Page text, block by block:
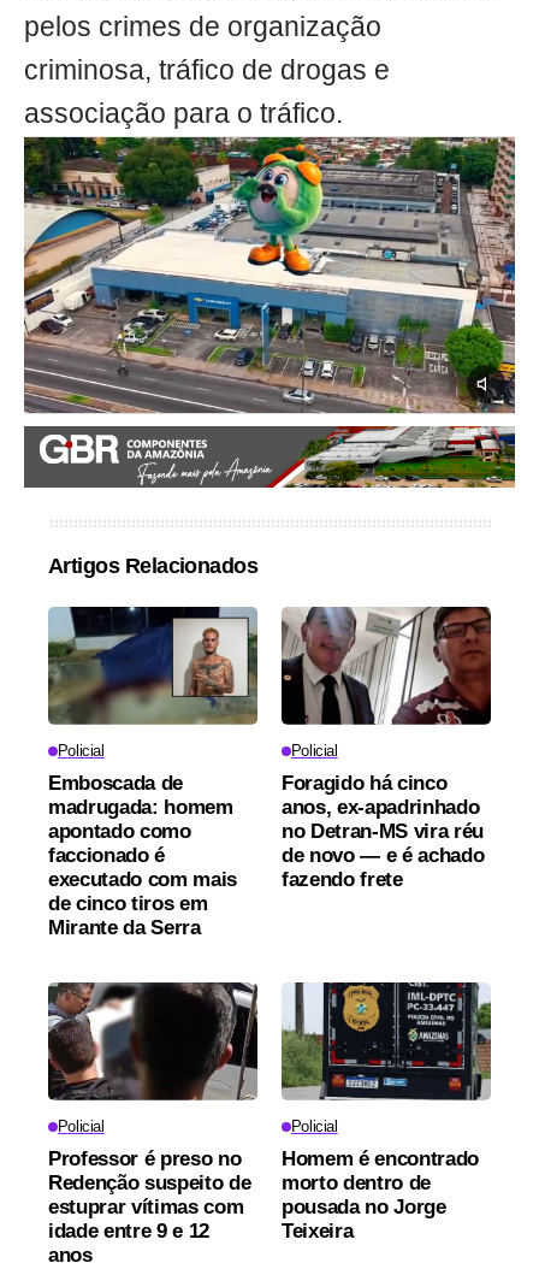
pelos crimes de organização
criminosa, tráfico de drogas e
associação para o tráfico.
Artigos Relacionados
Policial
Emboscada de
madrugada: homem
apontado como
faccionado é
executado com mais
de cinco tiros em
Mirante da Serra
Policial
Foragido há cinco
anos, ex-apadrinhado
no Detran-MS vira réu
de novo — e é achado
fazendo frete
Policial
Professor é preso no
Redenção suspeito de
estuprar vítimas com
idade entre 9 e 12
anos
Policial
Homem é encontrado
morto dentro de
pousada no Jorge
Teixeira